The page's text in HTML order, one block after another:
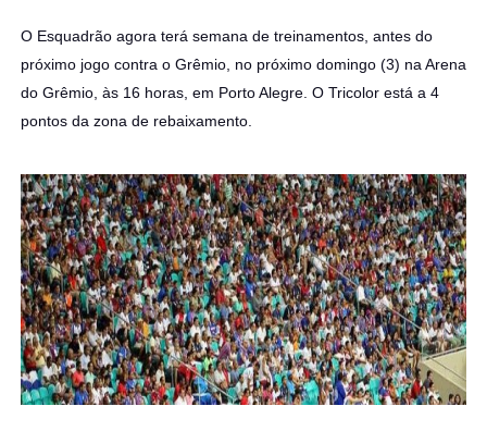
O Esquadrão agora terá semana de treinamentos, antes do
próximo jogo contra o Grêmio, no próximo domingo (3) na Arena
do Grêmio, às 16 horas, em Porto Alegre. O Tricolor está a 4
pontos da zona de rebaixamento.